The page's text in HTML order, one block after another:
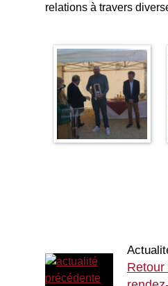
relations à travers